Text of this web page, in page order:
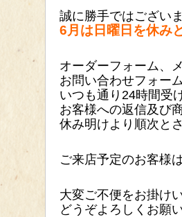
誠に勝手ではございま
6月は日曜日を休み
オーダーフォーム、
お問い合わせフォー
いつも通り24時間受
お客様への返信及び
休み明けより順次と
ご来店予定のお客様
大変ご不便をお掛け
どうぞよろしくお願